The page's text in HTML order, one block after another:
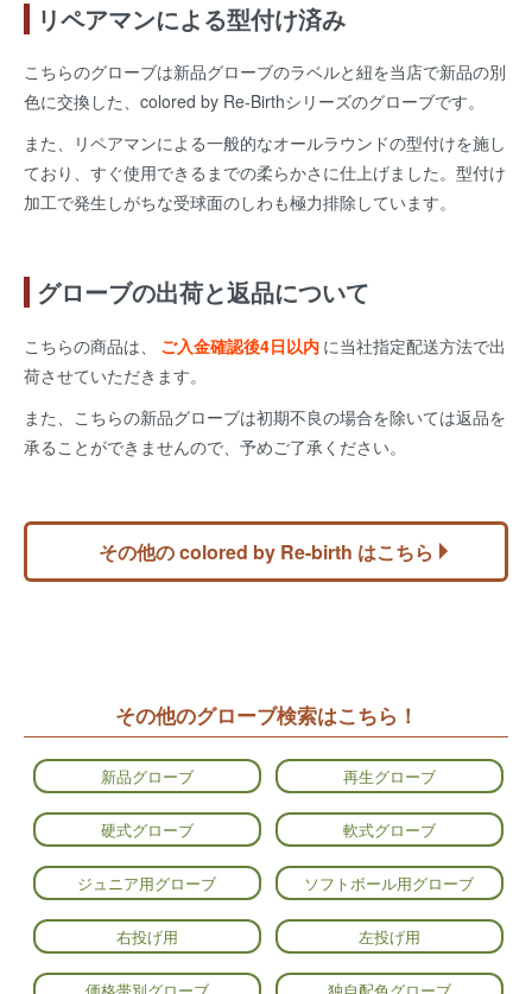
リペアマンによる型付け済み
こちらのグローブは新品グローブのラベルと紐を当店で新品の別
色に交換した、colored by Re-Birthシリーズのグローブです。
また、リペアマンによる一般的なオールラウンドの型付けを施し
ており、すぐ使用できるまでの柔らかさに仕上げました。型付け
加工で発生しがちな受球面のしわも極力排除しています。
グローブの出荷と返品について
こちらの商品は、 ご入金確認後4日以内 に当社指定配送方法で出
荷させていただきます。
また、こちらの新品グローブは初期不良の場合を除いては返品を
承ることができませんので、予めご了承ください。
その他の colored by Re-birth はこちら
その他のグローブ検索はこちら！
新品グローブ 再生グローブ
硬式グローブ 軟式グローブ
ジュニア用グローブ ソフトボール用グローブ
右投げ用 左投げ用